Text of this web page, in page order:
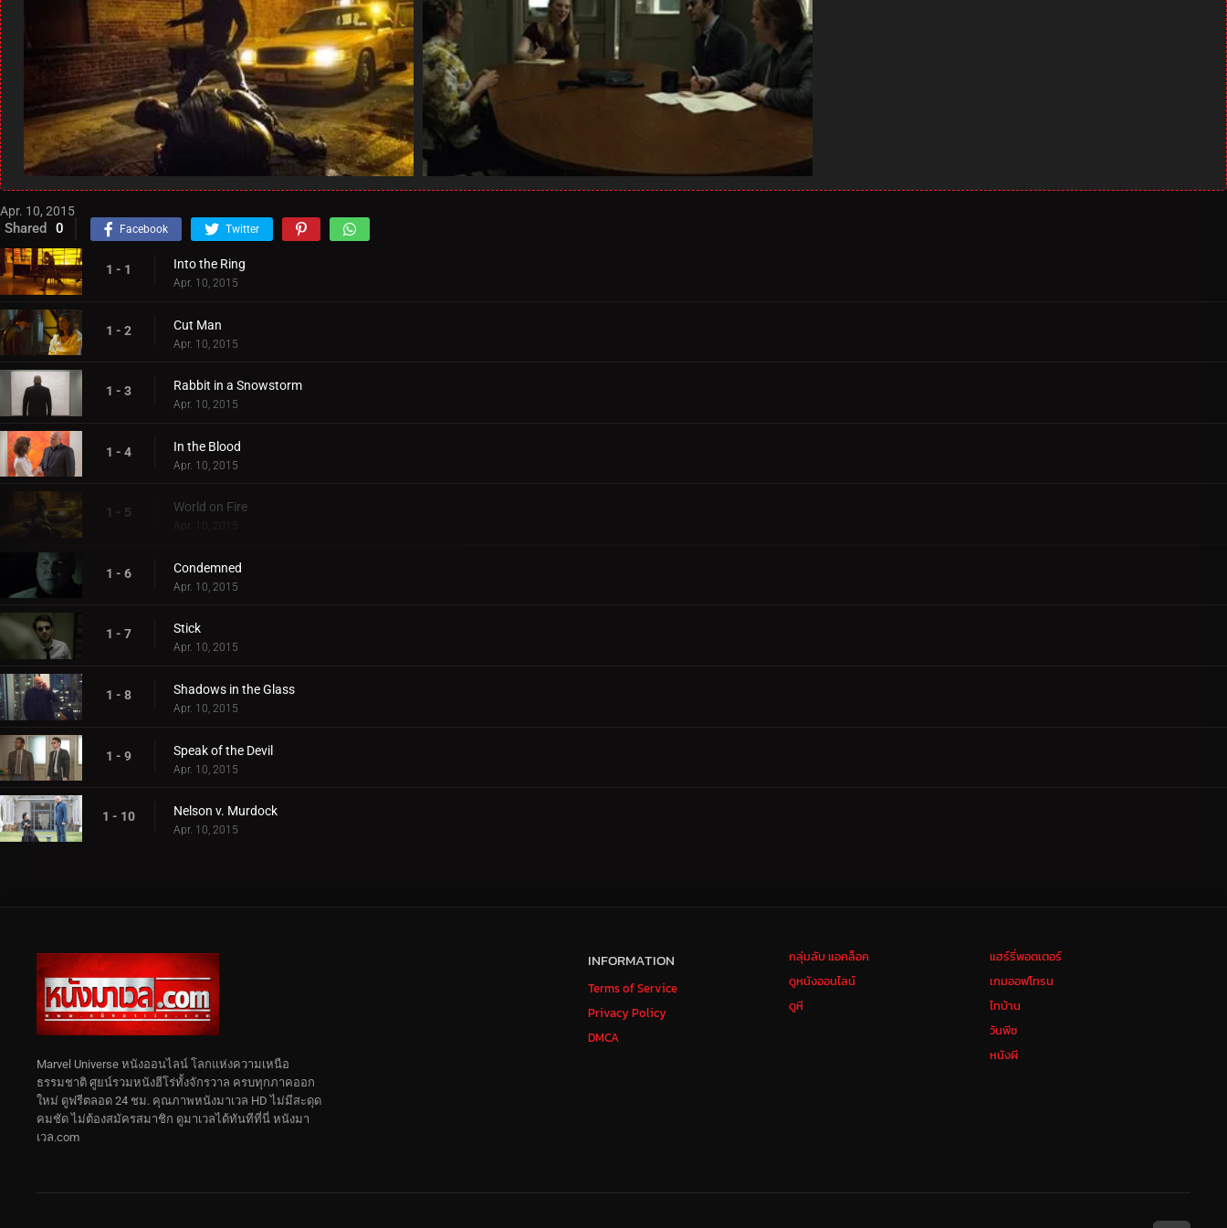
Apr. 10, 2015
Shared 0 Facebook Twitter
1 - 1 Into the Ring
Apr. 10, 2015
1 - 2 Cut Man
Apr. 10, 2015
1 - 3 Rabbit in a Snowstorm
Apr. 10, 2015
1 - 4 In the Blood
Apr. 10, 2015
1 - 5 World on Fire
Apr. 10, 2015
1 - 6 Condemned
Apr. 10, 2015
1 - 7 Stick
Apr. 10, 2015
1 - 8 Shadows in the Glass
Apr. 10, 2015
1 - 9 Speak of the Devil
Apr. 10, 2015
1 - 10 Nelson v. Murdock
Apr. 10, 2015
INFORMATION
Terms of Service
Privacy Policy
DMCA
กลุ่มลับ แอคล็อค
ดูหนังออนไลน์
ดูหี
แฮร์รี่พอตเตอร์
เกมออฟโทรน
ไทบ้าน
วันพีช
หนังผี
Marvel Universe หนังออนไลน์ โลกแห่งความเหนือ
ธรรมชาติ ศูยน์รวมหนังฮีโร่ทั้งจักรวาล ครบทุกภาคออก
ใหม่ ดูฟรีตลอด 24 ชม. คุณภาพหนังมาเวล HD ไม่มีสะดุด
คมชัด ไม่ต้องสมัครสมาชิก ดูมาเวลได้ทันทีที่นี่ หนังมา
เวล.com